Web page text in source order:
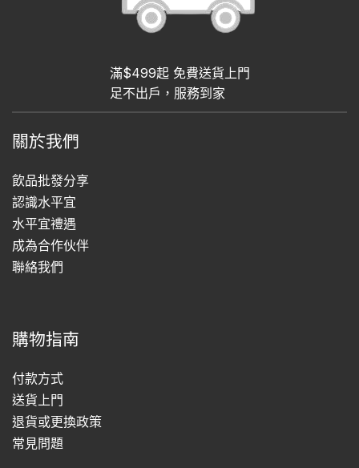
滿$499起 免費送貨上門
足不出戶，服務到家
關於我們
飲品批發分享
認識水平宜
水平宜禮遇
成為合作伙伴
聯絡我們
購物指南
付款方式
送貨上門
退貨或更換政策
常見問題